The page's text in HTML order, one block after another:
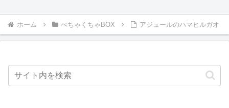
ホーム ぺちゃくちゃBOX アジュールのハマヒルガオ